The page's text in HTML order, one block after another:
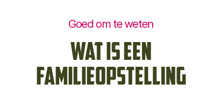
Goed om te weten
Wat is Een
familieopstelling